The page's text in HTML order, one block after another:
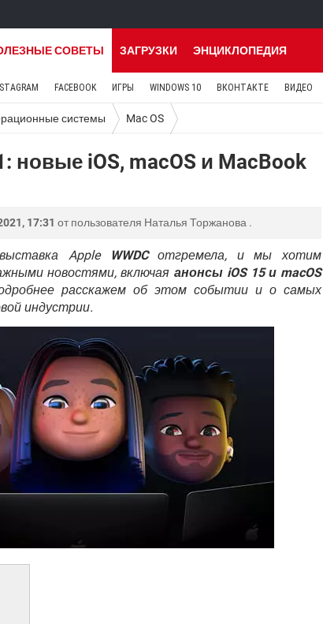
СОВЕТЫ ЗАГРУЗКИ ЭНЦИКЛОПЕДИЯ
FACEBOOK ИГРЫ WINDOWS 10 ВКОНТАКТЕ ВИДЕО
системы Mac OS
новые iOS, macOS и MacBook
17:31 от пользователя Наталья Торжанова .
Apple WWDCотгремела, и мы хотим
новостями, включая анонсы iOS 15 и macOS
расскажем об этом событии и о самых
индустрии.